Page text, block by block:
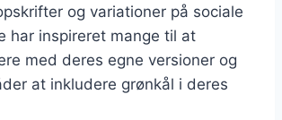
og variationer på sociale
har inspireret mange til at
med deres egne versioner og
at inkludere grønkål i deres